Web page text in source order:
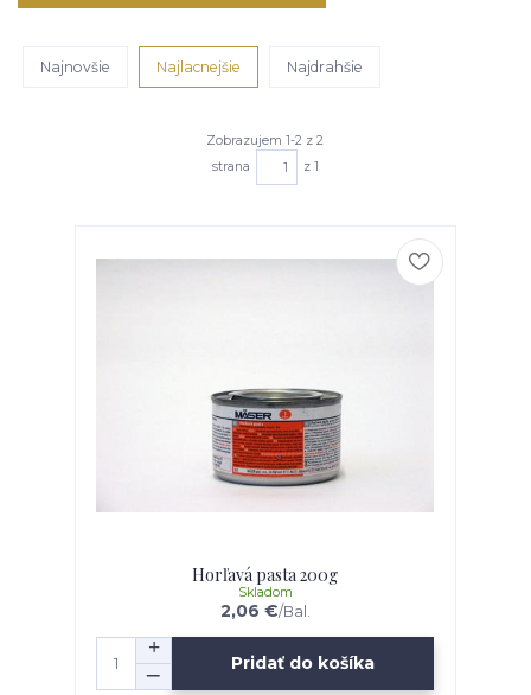
Najnovšie Najlacnejšie Najdrahšie
Zobrazujem 1-2 z 2
strana
z 1
Horľavá pasta 200g
2,06 €/Bal.
Skladom
Pridať do košíka